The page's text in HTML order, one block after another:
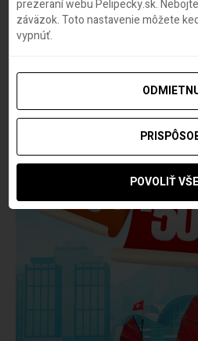
prezeraní webu Pelipecky.sk.
záväzok. Toto nastavenie môžete
vypnúť.
POVOLIŤ